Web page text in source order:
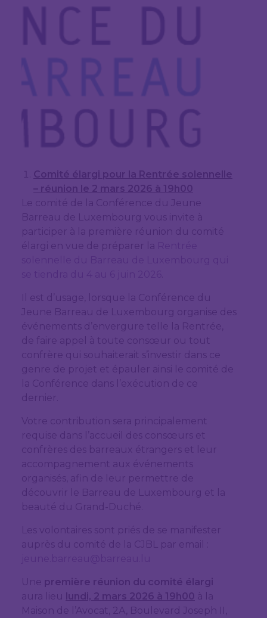
Comité élargi pour la Rentrée solennelle
– réunion le 2 mars 2026 à 19h00
Le comité de la Conférence du Jeune
Barreau de Luxembourg vous invite à
participer à la première réunion du comité
élargi en vue de préparer la
Il est d’usage, lorsque la Conférence du
Jeune Barreau de Luxembourg organise des
événements d’envergure telle la Rentrée,
de faire appel à toute consœur ou tout
confrère qui souhaiterait s’investir dans ce
genre de projet et épauler ainsi le comité de
la Conférence dans l’exécution de ce
dernier.
Votre contribution sera principalement
requise dans l’accueil des consœurs et
confrères des barreaux étrangers et leur
accompagnement aux événements
organisés, afin de leur permettre de
découvrir le Barreau de Luxembourg et la
beauté du Grand-Duché.
Les volontaires sont priés de se manifester
auprès du comité de la CJBL par email :
Une première réunion du comité élargi
aura lieu lundi, 2 mars 2026 à 19h00 à la
Maison de l’Avocat, 2A, Boulevard Joseph II,